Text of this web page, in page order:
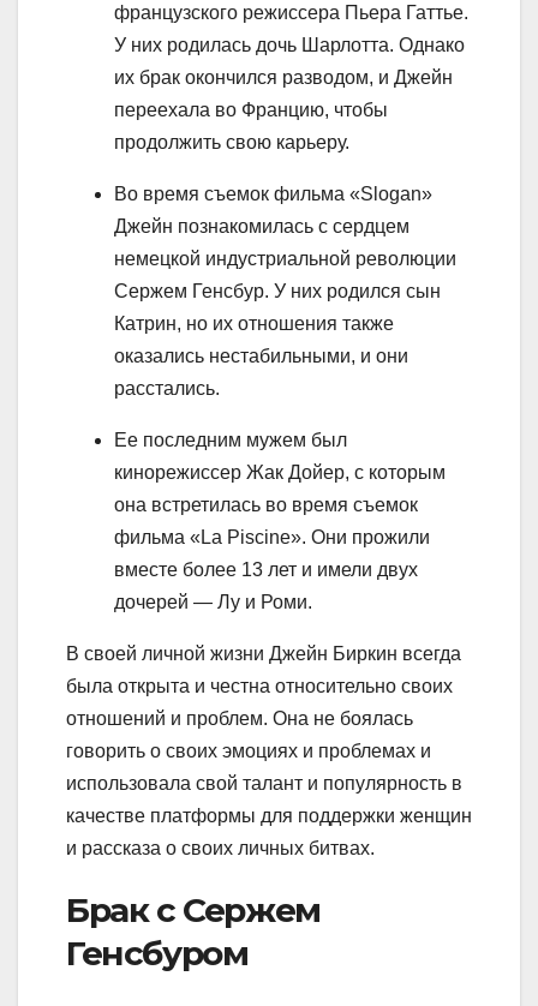
французского режиссера Пьера Гаттье.
У них родилась дочь Шарлотта. Однако
их брак окончился разводом, и Джейн
переехала во Францию, чтобы
продолжить свою карьеру.
Во время съемок фильма «Slogan»
Джейн познакомилась с сердцем
немецкой индустриальной революции
Сержем Генсбур. У них родился сын
Катрин, но их отношения также
оказались нестабильными, и они
расстались.
Ее последним мужем был
кинорежиссер Жак Дойер, с которым
она встретилась во время съемок
фильма «La Piscine». Они прожили
вместе более 13 лет и имели двух
дочерей — Лу и Роми.
В своей личной жизни Джейн Биркин всегда
была открыта и честна относительно своих
отношений и проблем. Она не боялась
говорить о своих эмоциях и проблемах и
использовала свой талант и популярность в
качестве платформы для поддержки женщин
и рассказа о своих личных битвах.
Брак с Сержем
Генсбуром